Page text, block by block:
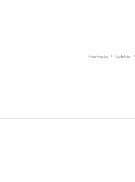
Startseite / Sidebar /